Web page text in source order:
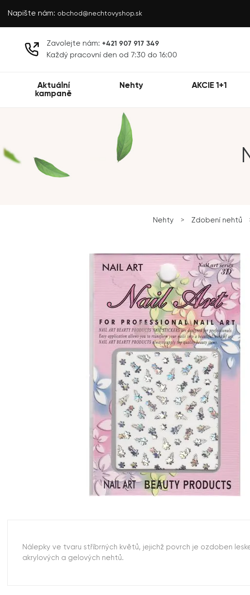
Napište nám: obchod@nechtovyshop.sk
Zavolejte nám: +421 907 917 349
Každý pracovní den od 7:30 do 16:00
Aktuální
kampaně
Nehty AKCIE 1+1
Nehty > Zdobení nehtů
Nálepky ve tvaru stříbrných květů, jejichž povrch je ozdoben
akrylových a gelových nehtů.